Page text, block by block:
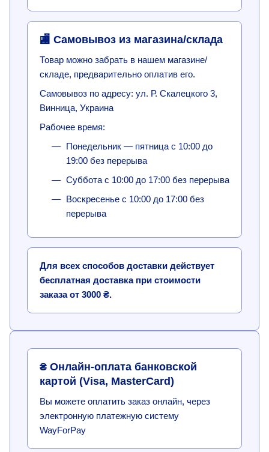
🏬 Самовывоз из магазина/склада
Товар можно забрать в нашем магазине/
складе, предварительно оплатив его.
Самовывоз по адресу: ул. Р. Скалецкого 3,
Винница, Украина
Рабочее время:
Понедельник — пятница с 10:00 до
19:00 без перерыва
Суббота с 10:00 до 17:00 без перерыва
Воскресенье с 10:00 до 17:00 без
перерыва
Для всех способов доставки действует
бесплатная доставка при стоимости
заказа от 3000 ₴.
₴ Онлайн-оплата банковской
картой (Visa, MasterCard)
Вы можете оплатить заказ онлайн, через
электронную платежную систему
WayForPay